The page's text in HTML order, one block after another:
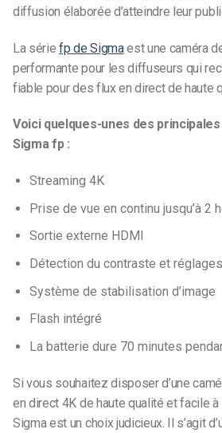
diffusion élaborée d’atteindre leur
La sériefp de Sigmaest une caméra
performante pour les diffuseurs qui
fiable pour des flux en direct de haute
Voici quelques-unes des
Sigma fp :
Streaming 4K
Prise de vue en continu jusqu’à 2
Sortie externe HDMI
Détection du contraste et
Système de stabilisation d’image
Flash intégré
La batterie dure 70 minutes
Si vous souhaitez disposer d’une
en direct 4K de haute qualité et facile
Sigma est un choix judicieux. Il s’agit